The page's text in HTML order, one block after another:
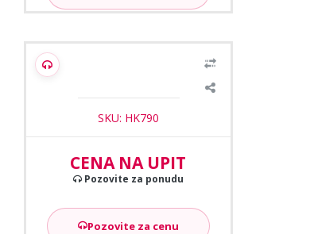
Hikvision DS-K2801 Kontroler za
jedna vrata (obostrano) bez
SKU: HK790
CENA NA UPIT
Pozovite za ponudu
Pozovite za cenu